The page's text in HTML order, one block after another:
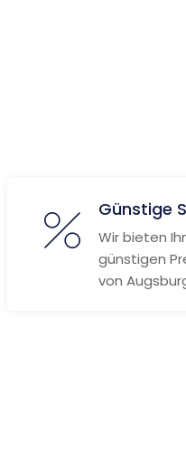
Günstige
Wir bieten
günstigen
von